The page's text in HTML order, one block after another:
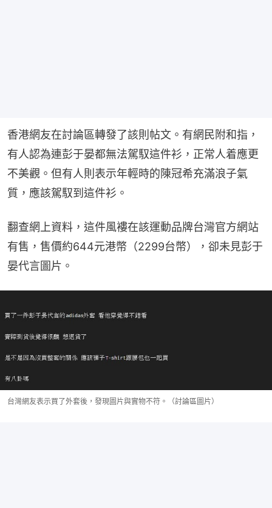
香港網友在討論區轉發了該則帖文。有網民附和指，
有人認為連彭于晏都無法駕馭這件衫，正常人着應更
不美觀。但有人則表示年輕時的陳冠希充滿浪子氣
質，應該駕馭到這件衫。
翻查網上資料，這件風褸在該運動品牌台灣官方網站
有售，售價約644元港幣（2299台幣），卻未見彭于
晏代言圖片。
台灣網友表示買了外套後，發現圖片與實物不符。（討論區圖片）